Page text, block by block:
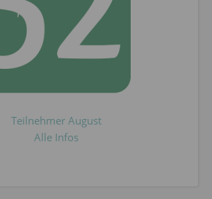
Teilnehmer August
Alle Infos